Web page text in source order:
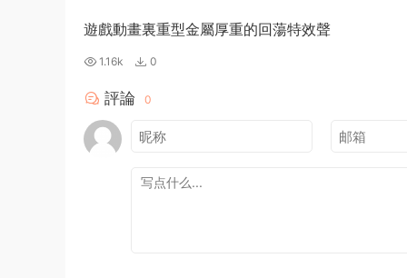
遊戲動畫裏重型金屬厚重的回蕩特效聲
1.16k 0
評論 0